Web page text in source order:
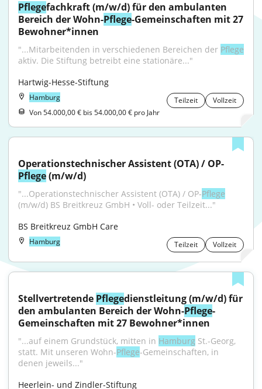
Pflegefachkraft (m/w/d) für den ambulanten
Bereich der Wohn-Pflege-Gemeinschaften mit 27
Bewohner*innen
"...Mitarbeitenden in verschiedenen Bereichen der Pflege
aktiv. Die Stiftung betreibt eine stationäre..."
Hartwig-Hesse-Stiftung
Hamburg Teilzeit
Vollzeit
Von 54.000,00 € bis 54.000,00 € pro Jahr
Operationstechnischer Assistent (OTA) / OP-
Pflege (m/w/d)
"...Operationstechnischer Assistent (OTA) / OP-Pflege
(m/w/d) BS Breitkreuz GmbH • Voll- oder Teilzeit..."
BS Breitkreuz GmbH Care
Hamburg Teilzeit Vollzeit
Stellvertretende Pflegedienstleitung (m/w/d) für
den ambulanten Bereich der Wohn-Pflege-
Gemeinschaften mit 27 Bewohner*innen
"...auf einem Grundstück, mitten in Hamburg St.-Georg,
statt. Mit unseren Wohn-Pflege-Gemeinschaften, in
denen jeweils..."
Heerlein- und Zindler-Stiftung